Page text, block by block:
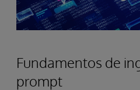
Fundamentos de
prompt